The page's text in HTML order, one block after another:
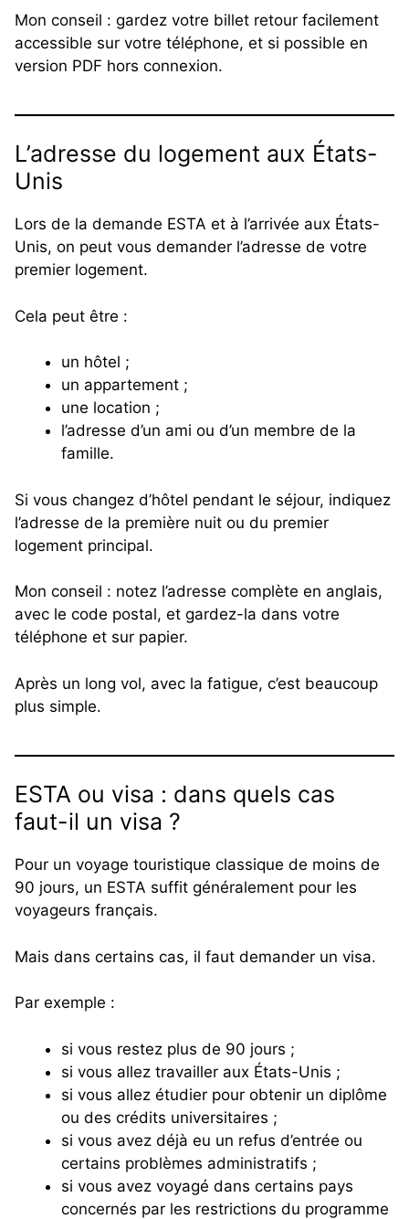
Mon conseil : gardez votre billet retour facilement
accessible sur votre téléphone, et si possible en
version PDF hors connexion.
L’adresse du logement aux États-
Unis
Lors de la demande ESTA et à l’arrivée aux États-
Unis, on peut vous demander l’adresse de votre
premier logement.
Cela peut être :
un hôtel ;
un appartement ;
une location ;
l’adresse d’un ami ou d’un membre de la
famille.
Si vous changez d’hôtel pendant le séjour, indiquez
l’adresse de la première nuit ou du premier
logement principal.
Mon conseil : notez l’adresse complète en anglais,
avec le code postal, et gardez-la dans votre
téléphone et sur papier.
Après un long vol, avec la fatigue, c’est beaucoup
plus simple.
ESTA ou visa : dans quels cas
faut-il un visa ?
Pour un voyage touristique classique de moins de
90 jours, un ESTA suffit généralement pour les
voyageurs français.
Mais dans certains cas, il faut demander un visa.
Par exemple :
si vous restez plus de 90 jours ;
si vous allez travailler aux États-Unis ;
si vous allez étudier pour obtenir un diplôme
ou des crédits universitaires ;
si vous avez déjà eu un refus d’entrée ou
certains problèmes administratifs ;
si vous avez voyagé dans certains pays
concernés par les restrictions du programme